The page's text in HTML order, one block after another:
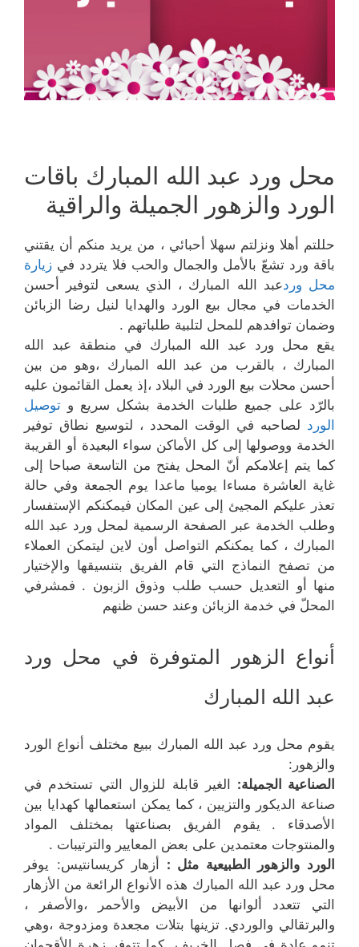
محل ورد عبد الله المبارك باقات
الورد والزهور الجميلة والراقية
حللتم أهلا ونزلتم سهلا أحبائي ، من يريد منكم أن يقتني
باقة ورد تشعّ بالأمل والجمال والحب فلا يتردد في زيارة
محل وردعبد الله المبارك ، الذي يسعى لتوفير أحسن
الخدمات في مجال بيع الورد والهدايا لنيل رضا الزبائن
وضمان توافدهم للمحل لتلبية طلباتهم .
يقع محل ورد عبد الله المبارك في منطقة عبد الله
المبارك ، بالقرب من عبد الله المبارك ،وهو من بين
أحسن محلات بيع الورد في البلاد ،إذ يعمل القائمون عليه
بالرّد على جميع طلبات الخدمة بشكل سريع و توصيل
الورد لصاحبه في الوقت المحدد ، لتوسيع نطاق توفير
الخدمة ووصولها إلى كل الأماكن سواء البعيدة أو القريبة
كما يتم إعلامكم أنّ المحل يفتح من التاسعة صباحا إلى
غاية العاشرة مساءا يوميا ماعدا يوم الجمعة وفي حالة
تعذر عليكم المجيئ إلى عين المكان فيمكنكم الإستفسار
وطلب الخدمة عبر الصفحة الرسمية لمحل ورد عبد الله
المبارك ، كما يمكنكم التواصل أون لاين ليتمكن العملاء
من تصفح النماذج التي قام الفريق بتنسيقها والإختيار
منها أو التعديل حسب طلب وذوق الزبون . فمشرفي
المحلّ في خدمة الزبائن وعند حسن ظنهم
أنواع الزهور المتوفرة في محل ورد
عبد الله المبارك
يقوم محل ورد عبد الله المبارك ببيع مختلف أنواع الورد
والزهور:
الصناعية الجميلة: الغير قابلة للزوال التي تستخدم في
صناعة الديكور والتزيين ، كما يمكن استعمالها كهدايا بين
الأصدقاء . يقوم الفريق بصناعتها بمختلف المواد
والمنتوجات معتمدين على بعض المعايير والترتيبات .
الورد والزهور الطبيعية مثل : أزهار كريسانتيس: يوفر
محل ورد عبد الله المبارك هذه الأنواع الرائعة من الأزهار
التي تتعدد ألوانها من الأبيض والأحمر ،والأصفر ،
والبرتقالي والوردي. تزينها بتلات مجعدة ومزدوجة ،وهي